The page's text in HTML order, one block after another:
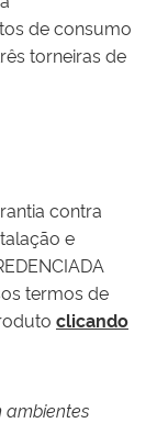
de consumo
torneiras de
contra
e
termos de
clicando
ambientes